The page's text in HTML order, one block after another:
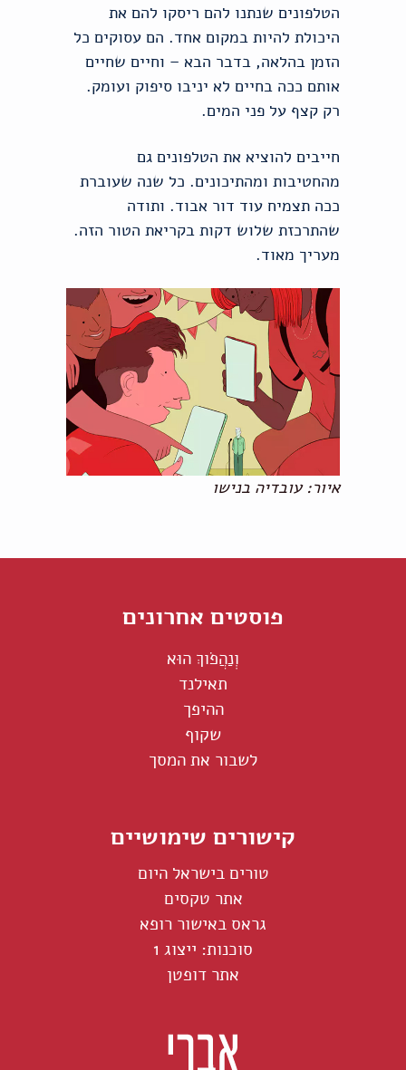
הטלפונים שנתנו להם ריסקו להם את
היכולת להיות במקום אחד. הם עסוקים כל
הזמן בהלאה, בדבר הבא – וחיים שחיים
אותם ככה בחיים לא יניבו סיפוק ועומק.
רק קצף על פני המים.
חייבים להוציא את הטלפונים גם
מהחטיבות ומהתיכונים. כל שנה שעוברת
ככה תצמיח עוד דור אבוד. ותודה
שהתרכזת שלוש דקות בקריאת הטור הזה.
מעריך מאוד.
איור: עובדיה בנישו
פוסטים אחרונים
וְנַהֲפֹוךְ הוּא
תאילנד
ההיפך
שקוף
לשבור את המסך
קישורים שימושיים
טורים בישראל היום
אתר טקסים
גראס באישור רופא
סוכנות: ייצוג 1
אתר דופטן